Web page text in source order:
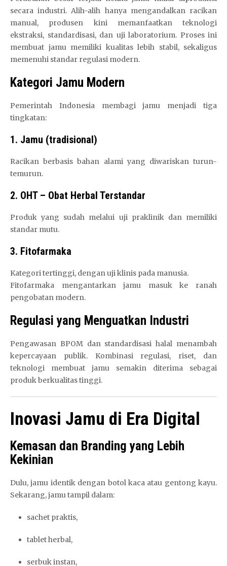
secara industri. Alih-alih hanya mengandalkan racikan
manual, produsen kini memanfaatkan teknologi
ekstraksi, standardisasi, dan uji laboratorium. Proses ini
membuat jamu memiliki kualitas lebih stabil, sekaligus
memenuhi standar regulasi modern.
Kategori Jamu Modern
Pemerintah Indonesia membagi jamu menjadi tiga
tingkatan:
1. Jamu (tradisional)
Racikan berbasis bahan alami yang diwariskan turun-
temurun.
2. OHT – Obat Herbal Terstandar
Produk yang sudah melalui uji praklinik dan memiliki
standar mutu.
3. Fitofarmaka
Kategori tertinggi, dengan uji klinis pada manusia.
Fitofarmaka mengantarkan jamu masuk ke ranah
pengobatan modern.
Regulasi yang Menguatkan Industri
Pengawasan BPOM dan standardisasi halal menambah
kepercayaan publik. Kombinasi regulasi, riset, dan
teknologi membuat jamu semakin diterima sebagai
produk berkualitas tinggi.
Inovasi Jamu di Era Digital
Kemasan dan Branding yang Lebih
Kekinian
Dulu, jamu identik dengan botol kaca atau gentong kayu.
Sekarang, jamu tampil dalam:
sachet praktis,
tablet herbal,
serbuk instan,